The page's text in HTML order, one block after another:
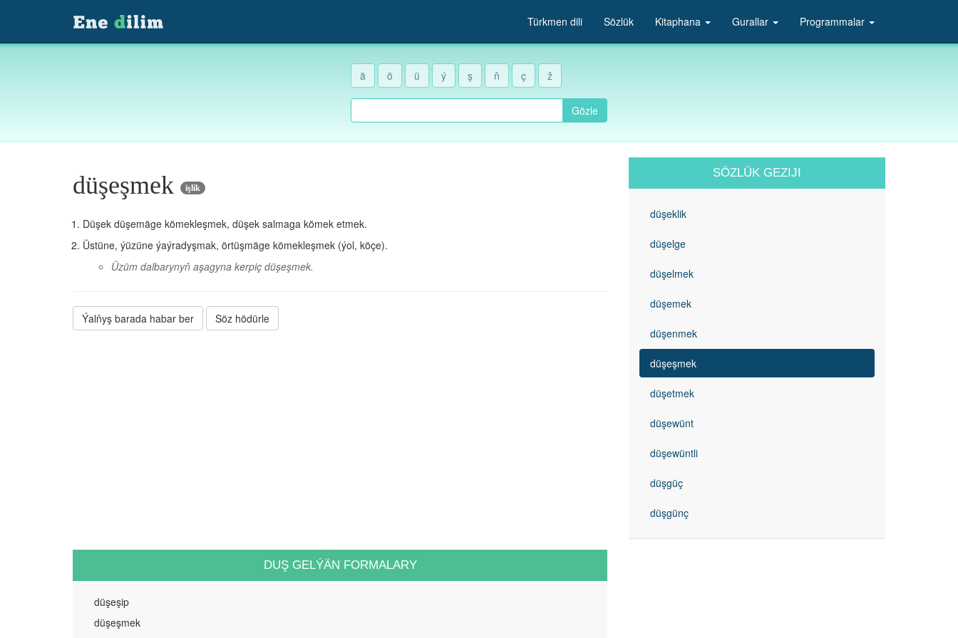
Türkmen dili Sözlük Kitaphana Gurallar Programmalar
ä ö ü ý ş ň ç ž
Gözle
düşeşmek işlik
Düşek düşemäge kömekleşmek, düşek salmaga kömek etmek.
Üstüne, ýüzüne ýaýradyşmak, örtüşmäge kömekleşmek (ýol, köçe).
Üzüm dalbarynyň aşagyna kerpiç düşeşmek.
Ýalňyş barada habar ber Söz hödürle
DUŞ GELÝÄN FORMALARY
düşeşip
düşeşmek
SÖZLÜK GEZIJI
düşeklik
düşelge
düşelmek
düşemek
düşenmek
düşeşmek
düşetmek
düşewünt
düşewüntli
düşgüç
düşgünç